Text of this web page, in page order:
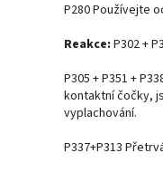
P280 Používejte
Reakce: P302 +
P305 + P351 +
kontaktní čočky,
vyplachování.
P337+P313